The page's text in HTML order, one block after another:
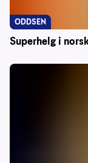
Superhelg i
ODDSEN